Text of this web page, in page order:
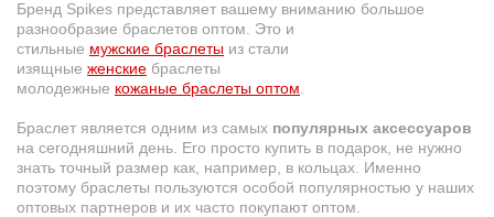
Бренд Spikes представляет вашему вниманию большое
разнообразие браслетов оптом. Это и
стильные мужские браслеты из стали
изящные женские браслеты
молодежные кожаные браслеты оптом
Браслет является одним из самых популярных аксессуаров
на сегодняшний день. Его просто купить в подарок, не нужно
знать точный размер как, например, в кольцах. Именно
поэтому браслеты пользуются особой популярностью у наших
оптовых партнеров и их часто покупают оптом.